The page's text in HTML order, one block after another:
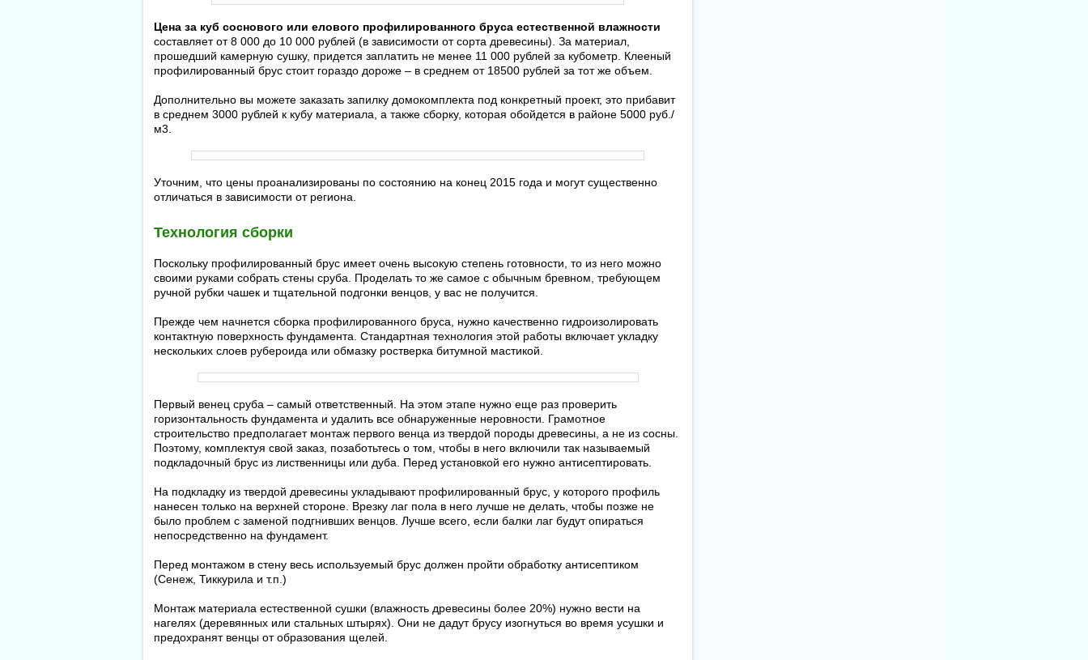
Цена за куб соснового или елового профилированного бруса естественной влажности
составляет от 8 000 до 10 000 рублей (в зависимости от сорта древесины). За материал,
прошедший камерную сушку, придется заплатить не менее 11 000 рублей за кубометр. Клееный
профилированный брус стоит гораздо дороже – в среднем от 18500 рублей за тот же объем.
Дополнительно вы можете заказать запилку домокомплекта под конкретный проект, это прибавит
в среднем 3000 рублей к кубу материала, а также сборку, которая обойдется в районе 5000 руб./
м3.
Уточним, что цены проанализированы по состоянию на конец 2015 года и могут существенно
отличаться в зависимости от региона.
Технология сборки
Поскольку профилированный брус имеет очень высокую степень готовности, то из него можно
своими руками собрать стены сруба. Проделать то же самое с обычным бревном, требующем
ручной рубки чашек и тщательной подгонки венцов, у вас не получится.
Прежде чем начнется сборка профилированного бруса, нужно качественно гидроизолировать
контактную поверхность фундамента. Стандартная технология этой работы включает укладку
нескольких слоев рубероида или обмазку ростверка битумной мастикой.
Первый венец сруба – самый ответственный. На этом этапе нужно еще раз проверить
горизонтальность фундамента и удалить все обнаруженные неровности. Грамотное
строительство предполагает монтаж первого венца из твердой породы древесины, а не из сосны.
Поэтому, комплектуя свой заказ, позаботьтесь о том, чтобы в него включили так называемый
подкладочный брус из лиственницы или дуба. Перед установкой его нужно антисептировать.
На подкладку из твердой древесины укладывают профилированный брус, у которого профиль
нанесен только на верхней стороне. Врезку лаг пола в него лучше не делать, чтобы позже не
было проблем с заменой подгнивших венцов. Лучше всего, если балки лаг будут опираться
непосредственно на фундамент.
Перед монтажом в стену весь используемый брус должен пройти обработку антисептиком
(Сенеж, Тиккурила и т.п.)
Монтаж материала естественной сушки (влажность древесины более 20%) нужно вести на
нагелях (деревянных или стальных штырях). Они не дадут брусу изогнуться во время усушки и
предохранят венцы от образования щелей.